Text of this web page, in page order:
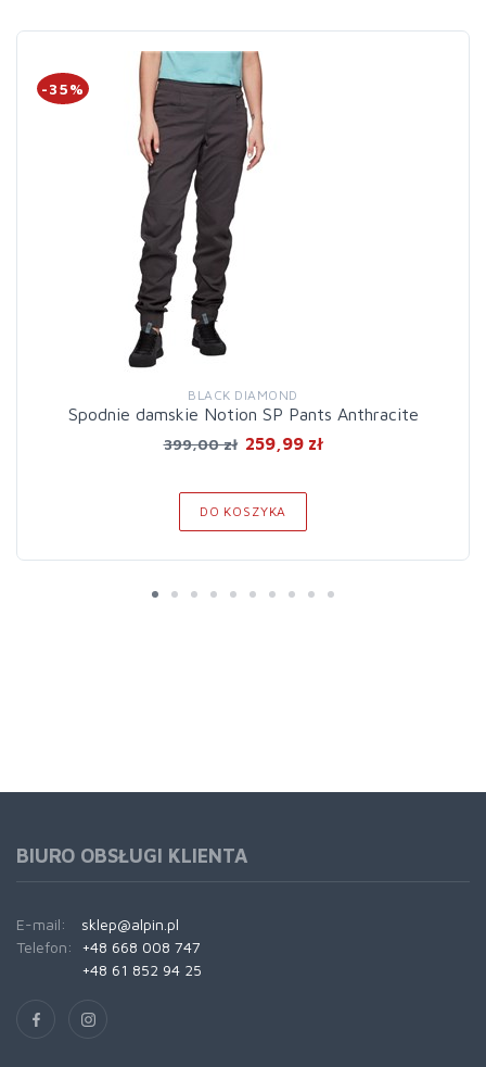
-35%
BLACK DIAMOND
Spodnie damskie Notion SP Pants Anthracite
399,00 zł 259,99 zł
DO KOSZYKA
BIURO OBSŁUGI KLIENTA
E-mail:
sklep@alpin.pl
Telefon:
+48 668 008 747
+48 61 852 94 25